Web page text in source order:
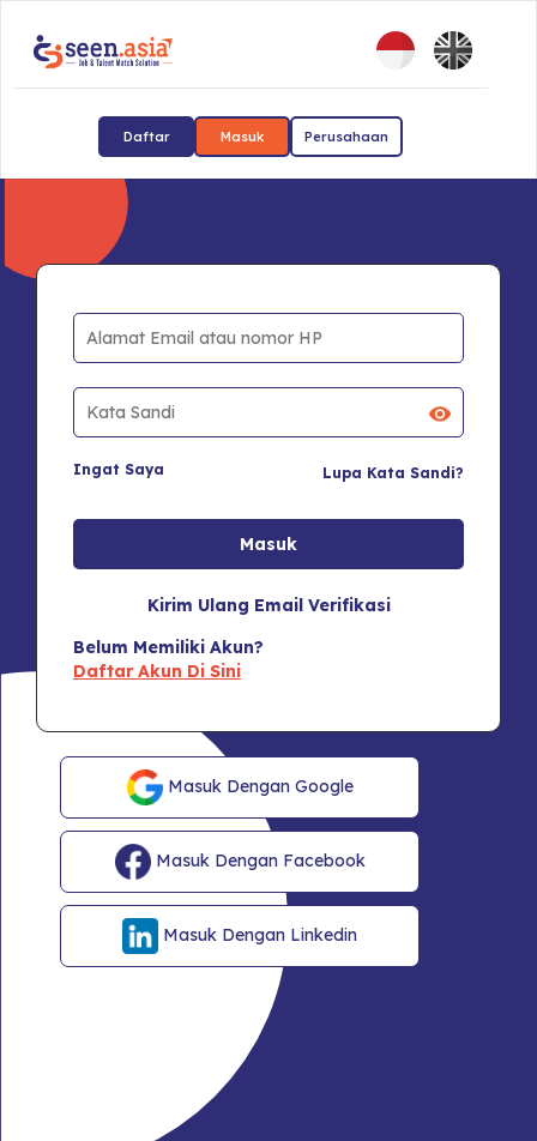
Daftar Masuk Perusahaan
Ingat Saya Lupa Kata Sandi?
Kirim Ulang Email Verifikasi
Belum Memiliki Akun?
Daftar Akun Di Sini
Masuk Dengan Google
Masuk Dengan Facebook
Masuk Dengan Linkedin